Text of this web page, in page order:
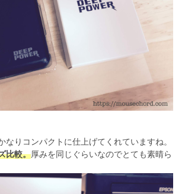
なりコンパクトに仕上げてくれていますね。
比較。厚みを同じぐらいなのでとても素晴ら